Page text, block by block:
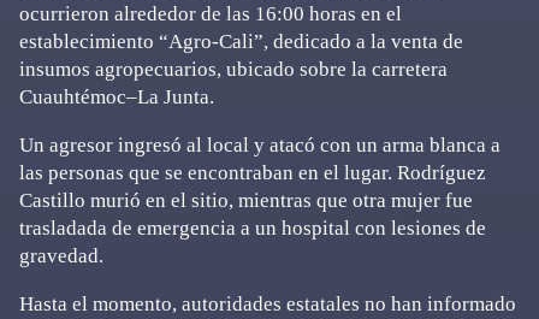
ocurrieron alrededor de las 16:00 horas en el
establecimiento “Agro-Cali”, dedicado a la venta de
insumos agropecuarios, ubicado sobre la carretera
Cuauhtémoc–La Junta.
Un agresor ingresó al local y atacó con un arma blanca a
las personas que se encontraban en el lugar. Rodríguez
Castillo murió en el sitio, mientras que otra mujer fue
trasladada de emergencia a un hospital con lesiones de
gravedad.
Hasta el momento, autoridades estatales no han informado